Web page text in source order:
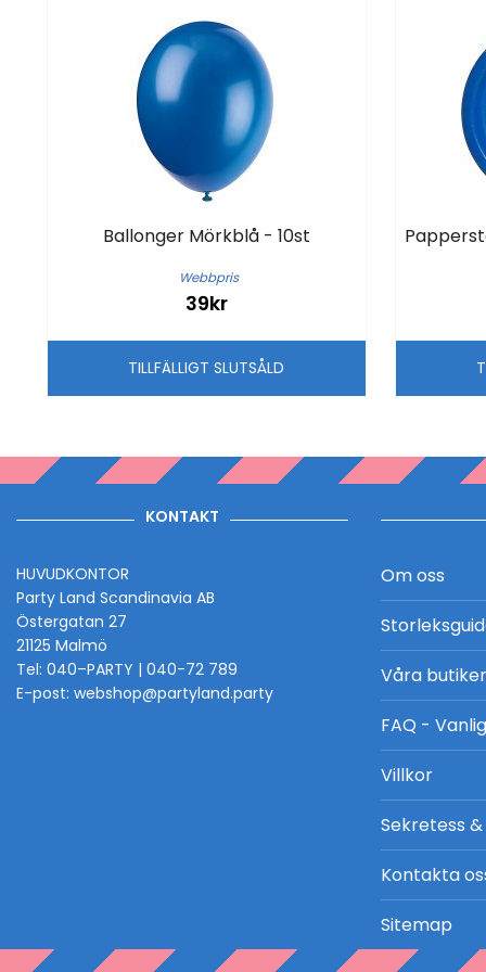
Ballonger Mörkblå - 10st
Webbpris
39kr
TILLFÄLLIGT SLUTSÅLD
KONTAKT
HUVUDKONTOR
Party Land Scandinavia AB
Östergatan 27
21125 Malmö
Tel: 040–PARTY | 040-72 789
E-post: webshop@partyland.party
Om oss
Våra butiker
FAQ -
Villkor
Sekretess
Kontakta
Sitemap